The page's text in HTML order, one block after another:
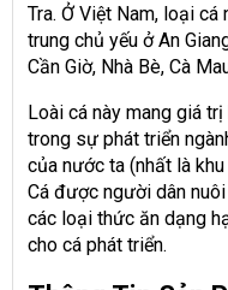
Tra. Ở Việt Nam, loại
trung chủ yếu ở An
Cần Giờ, Nhà Bè, Cà
Loài cá này mang giá
trong sự phát triển
của nước ta (nhất là
Cá được người dân
các loại thức ăn dạng
cho cá phát triển.